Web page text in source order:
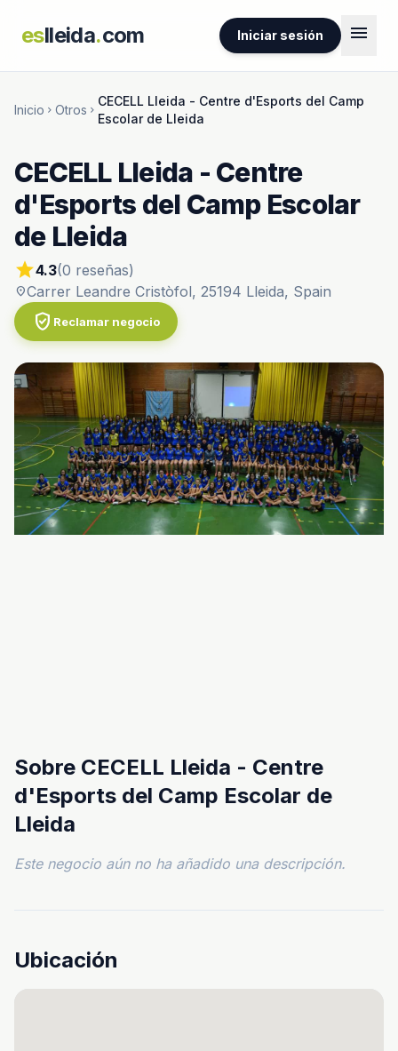
eslleida.com Iniciar sesión menu
Inicio chevron_right Otros chevron_right
CECELL Lleida - Centre d'Esports del Camp
Escolar de Lleida
CECELL Lleida - Centre
d'Esports del Camp Escolar
de Lleida
star4.3(0 reseñas)
location_onCarrer Leandre Cristòfol, 25194 Lleida, Spain
verified_user Reclamar negocio
Sobre CECELL Lleida - Centre
d'Esports del Camp Escolar de
Lleida
Este negocio aún no ha añadido una descripción.
Ubicación